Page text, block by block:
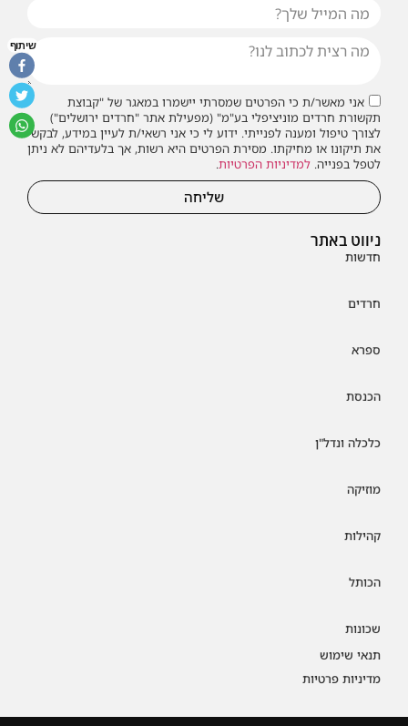
ניווט באתר
חדשות
חרדים
ספרא
הכנסת
כלכלה ונדל"ן
מוזיקה
קהילות
הכותל
שכונות
תנאי שימוש
מדיניות פרטיות
אני מאשר/ת כי הפרטים שמסרתי יישמרו במאגר של "קבוצת
תקשורת חרדים מוניציפלי בע"מ" (מפעילת אתר "חרדים ירושלים")
לצורך טיפול ומענה לפנייתי. ידוע לי כי אני רשאי/ת לעיין במידע, לבקש
את תיקונו או מחיקתו. מסירת הפרטים היא רשות, אך בלעדיהם לא ניתן
לטפל בפנייה. למדיניות הפרטיות.
שליחה
שיתוף